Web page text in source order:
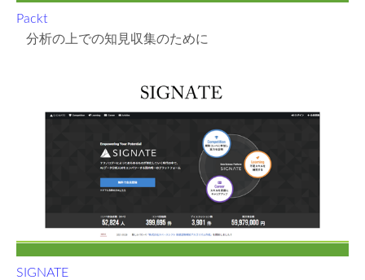
Packt
分析の上での知見収集のために
SIGNATE